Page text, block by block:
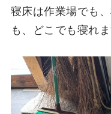
寝床は作業場でも
も、どこでも寝れ